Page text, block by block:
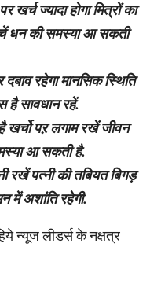
ज्यादा होगा मित्रों का
धन की समस्या आ सकती
रहेगा मानसिक स्थिति
है सावधान रहें.
पऱ लगाम रखें जीवन
आ सकती है.
रखें पत्नी की तबियत बिगड़
में अशांति रहेगी.
न्यूज लीडर्स के नक्षत्र